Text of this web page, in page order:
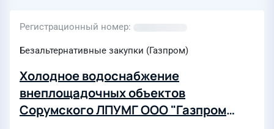
Регистрационный номер
Безальтернативные закупки (Газпром)
Холодное водоснабжение
внеплощадочных объектов
Сорумского ЛПУМГ ООО "Газпром